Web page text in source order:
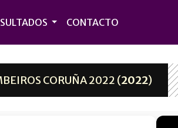
CONTACTO
CORUÑA 2022 (2022)